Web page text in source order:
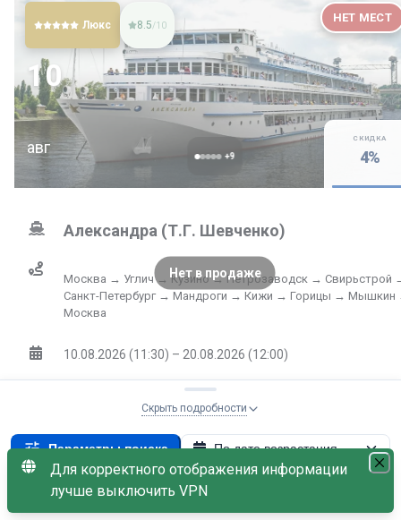
Скрыть подробности
Параметры поиска По дате возрастания
С наличием мест Теплоход: Александра (Т.Г. Шевченко)
Нет в продаже
+9
СКИДКА
4%
Люкс 8.5/10
НЕТ МЕСТ
10
авг
Александра (Т.Г. Шевченко)
Москва → Углич → Кузино → Петрозаводск → Свирьстрой
Санкт-Петербург → Мандроги → Кижи → Горицы →
Москва
10.08.2026 (11:30) – 20.08.2026 (12:00)
от 203 824
без скидки 212 317 ₽
Выбрать
Для корректного отображения информации
лучше выключить VPN